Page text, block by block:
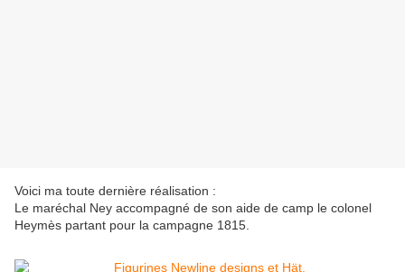
Voici ma toute dernière réalisation :
Le maréchal Ney accompagné de son aide de camp le colonel
Heymès partant pour la campagne 1815.